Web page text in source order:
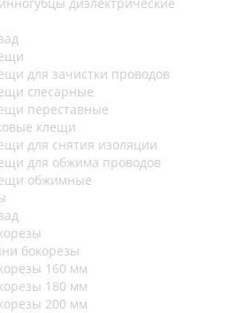
для зачистки проводов
слесарные
переставные
клещи
для снятия изоляции
для обжима проводов
обжимные
бокорезы
160 мм
180 мм
200 мм